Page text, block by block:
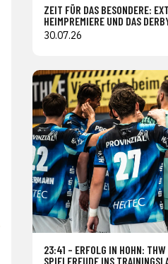
ZEIT FÜR DAS BESONDERE:
HEIMPREMIERE UND DAS
30.07.26
23:41 – ERFOLG IN HOHN:
SPIELFREUDE INS